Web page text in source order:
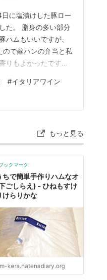
に塩漬けした豚ロー
た。 脂身の多い部分
ハムもいいですが、
で嫁ハンの弁当と私
りもよかったです。
豆の枝豆、山形のだ
#イタリアワイン
もっと見る
ックマーク
ちで簡単手作りハムなオ
ごしらえ) - ひねもすけ
けらりかな
m-kera.hatenadiary.org